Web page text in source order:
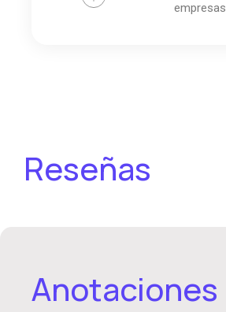
empresas
Reseñas
Anotaciones